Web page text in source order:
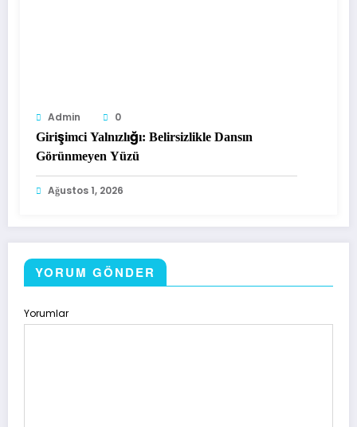
Admin
0
Girişimci Yalnızlığı: Belirsizlikle Dansın
Görünmeyen Yüzü
Ağustos 1, 2026
YORUM GÖNDER
Yorumlar